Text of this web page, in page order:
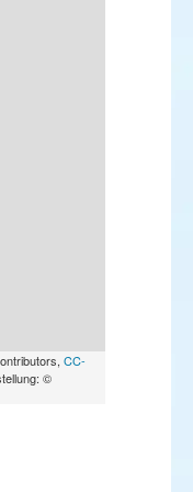
CC-
©